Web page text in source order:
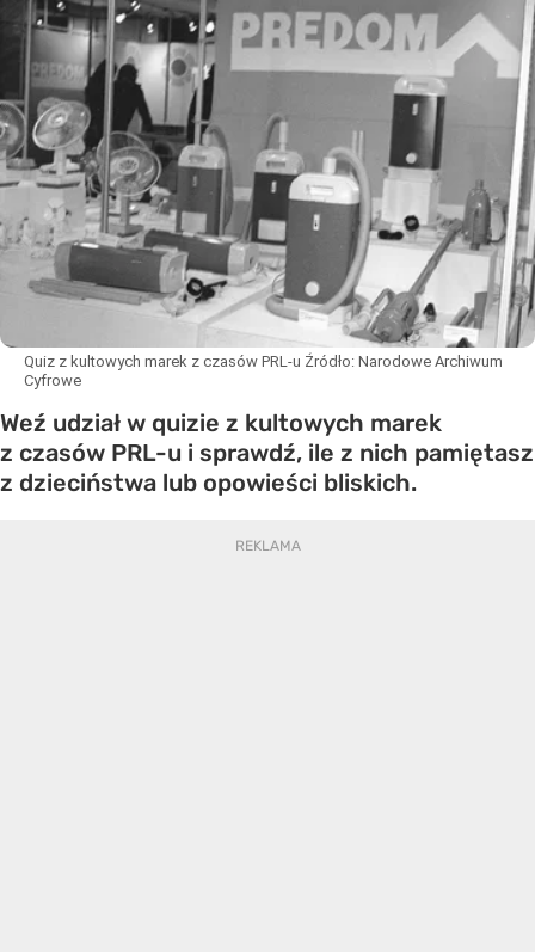
Quiz z kultowych marek z czasów PRL-u Źródło: Narodowe Archiwum
Cyfrowe
Weź udział w quizie z kultowych marek
z czasów PRL-u i sprawdź, ile z nich pamiętasz
z dzieciństwa lub opowieści bliskich.